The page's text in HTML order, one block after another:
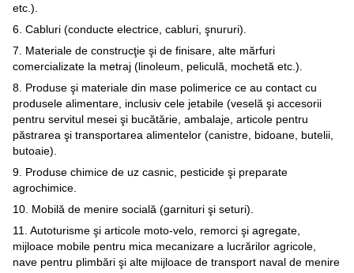
etc.).
6. Cabluri (conducte electrice, cabluri, şnururi).
7. Materiale de construcţie şi de finisare, alte mărfuri
comercializate la metraj (linoleum, peliculă, mochetă etc.).
8. Produse şi materiale din mase polimerice ce au contact cu
produsele alimentare, inclusiv cele jetabile (veselă şi accesorii
pentru servitul mesei şi bucătărie, ambalaje, articole pentru
păstrarea şi transportarea alimentelor (canistre, bidoane, butelii,
butoaie).
9. Produse chimice de uz casnic, pesticide şi preparate
agrochimice.
10. Mobilă de menire socială (garnituri şi seturi).
11. Autoturisme şi articole moto-velo, remorci şi agregate,
mijloace mobile pentru mica mecanizare a lucrărilor agricole,
nave pentru plimbări şi alte mijloace de transport naval de menire